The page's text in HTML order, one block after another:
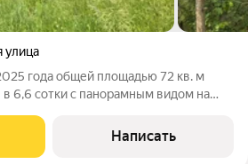
улица
года общей площадью 72 кв. м
в 6,6 сотки с панорамным видом на
к объекту подведено электричество,
Написать